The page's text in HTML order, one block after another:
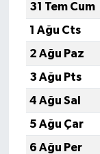
31 Tem Cum
1 Ağu Cts
2 Ağu Paz
3 Ağu Pts
4 Ağu Sal
5 Ağu Çar
6 Ağu Per